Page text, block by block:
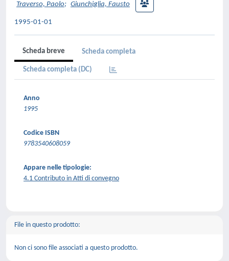
Traverso, Paolo; Giunchiglia, Fausto
1995-01-01
Scheda breve Scheda completa
Scheda completa (DC)
Anno
1995
Codice ISBN
9783540608059
Appare nelle tipologie:
4.1 Contributo in Atti di convegno
File in questo prodotto:
Non ci sono file associati a questo prodotto.